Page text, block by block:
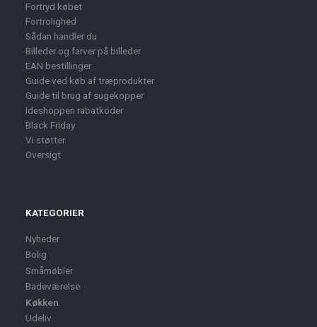
Fortryd købet
Fortrolighed
Sådan handler du
Billeder og farver på billeder
EAN bestillinger
Guide ved køb af træprodukter
Guide til brug af sugekopper
Ideshoppen rabatkoder
Black Friday
Vi støtter
Oversigt
KATEGORIER
Nyheder
Bolig
Småmøbler
Badeværelse
Køkken
Udeliv